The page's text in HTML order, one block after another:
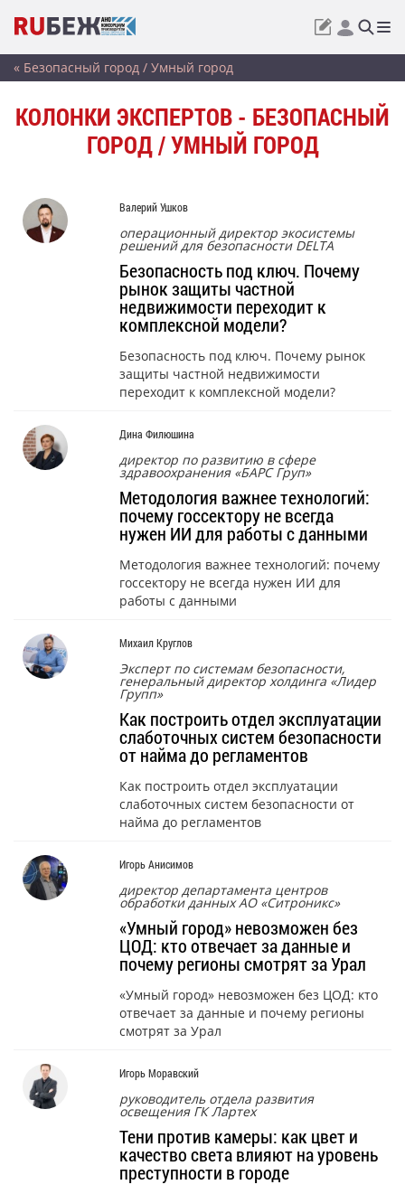
« Безопасный город / Умный город
КОЛОНКИ ЭКСПЕРТОВ - БЕЗОПАСНЫЙ
ГОРОД / УМНЫЙ ГОРОД
Валерий Ушков
операционный директор экосистемы
решений для безопасности DELTA
Безопасность под ключ. Почему
рынок защиты частной
недвижимости переходит к
комплексной модели?
Безопасность под ключ. Почему рынок
защиты частной недвижимости
переходит к комплексной модели?
Дина Филюшина
директор по развитию в сфере
здравоохранения «БАРС Груп»
Методология важнее технологий:
почему госсектору не всегда
нужен ИИ для работы с данными
Методология важнее технологий: почему
госсектору не всегда нужен ИИ для
работы с данными
Михаил Круглов
Эксперт по системам безопасности,
генеральный директор холдинга «Лидер
Групп»
Как построить отдел эксплуатации
слаботочных систем безопасности
от найма до регламентов
Как построить отдел эксплуатации
слаботочных систем безопасности от
найма до регламентов
Игорь Анисимов
директор департамента центров
обработки данных АО «Ситроникс»
«Умный город» невозможен без
ЦОД: кто отвечает за данные и
почему регионы смотрят за Урал
«Умный город» невозможен без ЦОД: кто
отвечает за данные и почему регионы
смотрят за Урал
Игорь Моравский
руководитель отдела развития
освещения ГК Лартех
Тени против камеры: как цвет и
качество света влияют на уровень
преступности в городе